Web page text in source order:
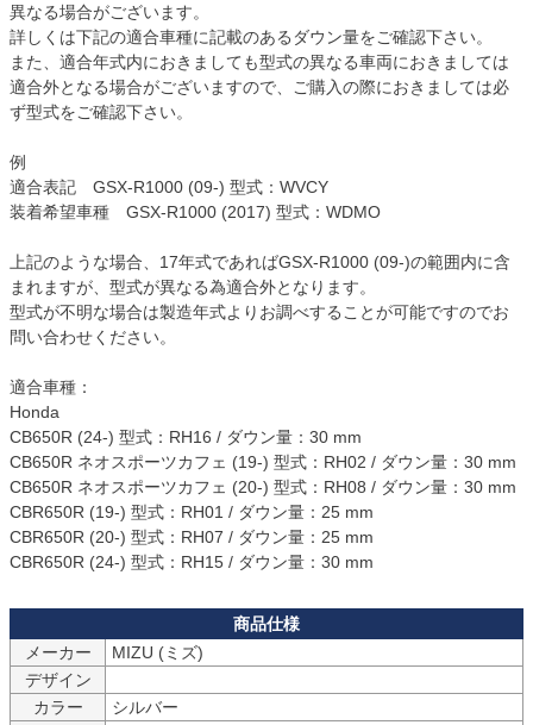
異なる場合がございます。
詳しくは下記の適合車種に記載のあるダウン量をご確認下さい。
また、適合年式内におきましても型式の異なる車両におきましては
適合外となる場合がございますので、ご購入の際におきましては必
ず型式をご確認下さい。
例
適合表記　GSX-R1000 (09-) 型式：WVCY
装着希望車種　GSX-R1000 (2017) 型式：WDMO
上記のような場合、17年式であればGSX-R1000 (09-)の範囲内に含
まれますが、型式が異なる為適合外となります。
型式が不明な場合は製造年式よりお調べすることが可能ですのでお
問い合わせください。
適合車種：
Honda
CB650R (24-) 型式：RH16 / ダウン量：30 mm
CB650R ネオスポーツカフェ (19-) 型式：RH02 / ダウン量：30 mm
CB650R ネオスポーツカフェ (20-) 型式：RH08 / ダウン量：30 mm
CBR650R (19-) 型式：RH01 / ダウン量：25 mm
CBR650R (20-) 型式：RH07 / ダウン量：25 mm
CBR650R (24-) 型式：RH15 / ダウン量：30 mm
メーカー
MIZU (ミズ)
デザイン
カラー
シルバー